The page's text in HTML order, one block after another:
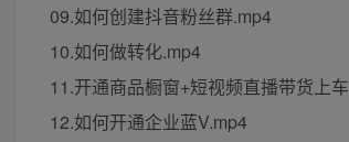
09.如何创建抖音粉丝群.mp4
10.如何做转化.mp4
11.开通商品橱窗+短视频直播带货上
12.如何开通企业蓝V.mp4